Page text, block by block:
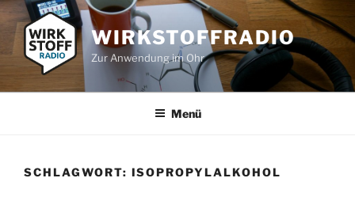
Zum
Inhalt
springen
WIRKSTOFFRADIO
Zur Anwendung im Ohr
Menü
SCHLAGWORT: ISOPROPYLALKOHOL